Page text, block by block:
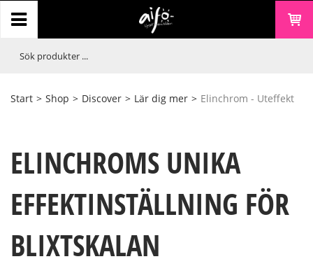
Start > Shop > Discover > Lär dig mer > Elinchrom - Uteffekt
ELINCHROMS UNIKA
EFFEKTINSTÄLLNING FÖR
BLIXTSKALAN